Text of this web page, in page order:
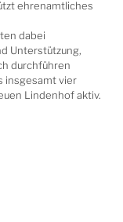
ehrenamtliches
dabei
Unterstützung,
durchführen
insgesamt vier
Lindenhof aktiv.